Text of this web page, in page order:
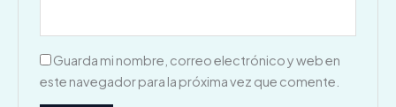
Guarda mi nombre, correo electrónico y web en
este navegador para la próxima vez que comente.